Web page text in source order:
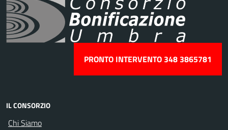
PRONTO INTERVENTO 348 3865781
IL CONSORZIO
Chi Siamo